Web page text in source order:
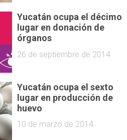
Yucatán ocupa el décimo
lugar en donación de
órganos
26 de septiembre de 2014
Yucatán ocupa el sexto
lugar en producción de
huevo
10 de marzo de 2014